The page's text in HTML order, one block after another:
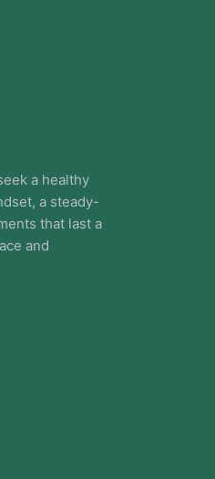
a healthy
a steady-
that last a
and